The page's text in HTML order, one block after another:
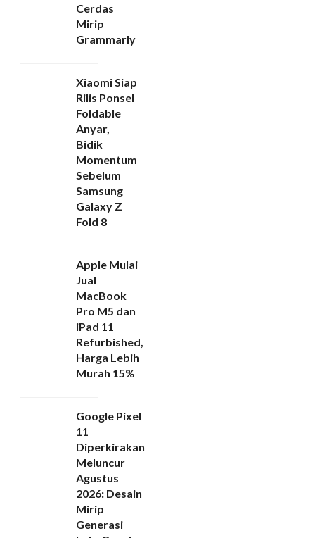
Cerdas
Mirip
Grammarly
Xiaomi Siap
Rilis Ponsel
Foldable
Anyar,
Bidik
Momentum
Sebelum
Samsung
Galaxy Z
Fold 8
Apple Mulai
Jual
MacBook
Pro M5 dan
iPad 11
Refurbished,
Harga Lebih
Murah 15%
Google Pixel
11
Diperkirakan
Meluncur
Agustus
2026: Desain
Mirip
Generasi